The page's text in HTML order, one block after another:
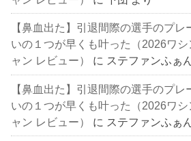
【鼻血出た】引退間際の選手のプ
いの１つが早くも叶った（2026ワ
ャン レビュー）
に ステファンふぁ
【鼻血出た】引退間際の選手のプ
いの１つが早くも叶った（2026ワ
ャン レビュー）
に ステファンふぁ